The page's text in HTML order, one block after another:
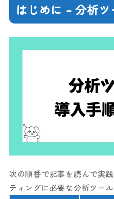
はじめに – 分析
次の順番で記事を読んで実
ティングに必要な分析ツー